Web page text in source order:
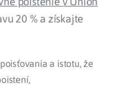
20 % a získajte
a istotu, že